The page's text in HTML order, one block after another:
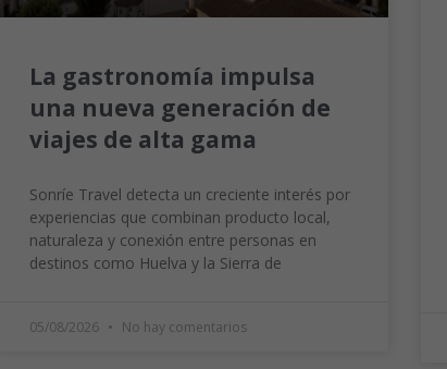
La gastronomía impulsa
una nueva generación de
viajes de alta gama
Sonríe Travel detecta un creciente interés por
experiencias que combinan producto local,
naturaleza y conexión entre personas en
destinos como Huelva y la Sierra de
05/08/2026 No hay comentarios